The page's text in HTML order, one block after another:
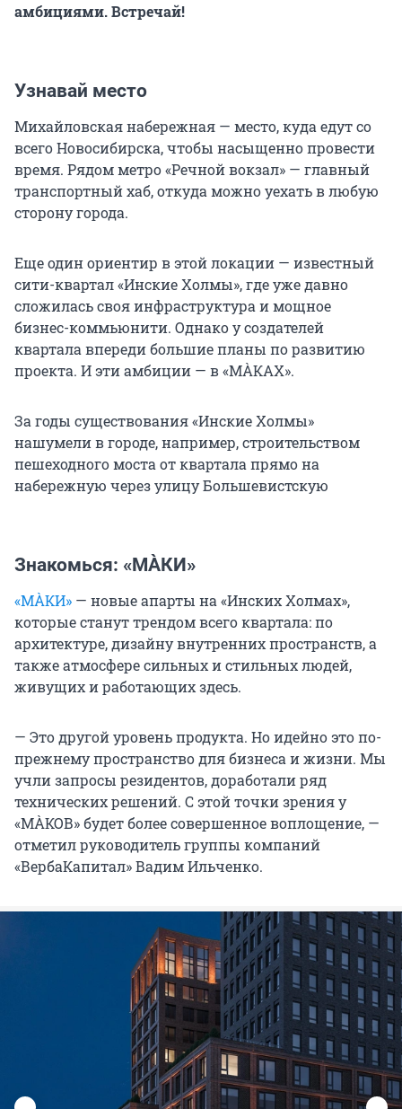
амбициями. Встречай!
Узнавай место
Михайловская набережная — место, куда едут со
всего Новосибирска, чтобы насыщенно провести
время. Рядом метро «Речной вокзал» — главный
транспортный хаб, откуда можно уехать в любую
сторону города.
Еще один ориентир в этой локации — известный
сити-квартал «Инские Холмы», где уже давно
сложилась своя инфраструктура и мощное
бизнес-коммьюнити. Однако у создателей
квартала впереди большие планы по развитию
проекта. И эти амбиции — в «МÀКАХ».
За годы существования «Инские Холмы»
нашумели в городе, например, строительством
пешеходного моста от квартала прямо на
набережную через улицу Большевистскую
Знакомься: «МÀКИ»
«МÀКИ» — новые апарты на «Инских Холмах»,
которые станут трендом всего квартала: по
архитектуре, дизайну внутренних пространств, а
также атмосфере сильных и стильных людей,
живущих и работающих здесь.
— Это другой уровень продукта. Но идейно это по-
прежнему пространство для бизнеса и жизни. Мы
учли запросы резидентов, доработали ряд
технических решений. С этой точки зрения у
«МÀКОВ» будет более совершенное воплощение, —
отметил руководитель группы компаний
«ВербаКапитал» Вадим Ильченко.